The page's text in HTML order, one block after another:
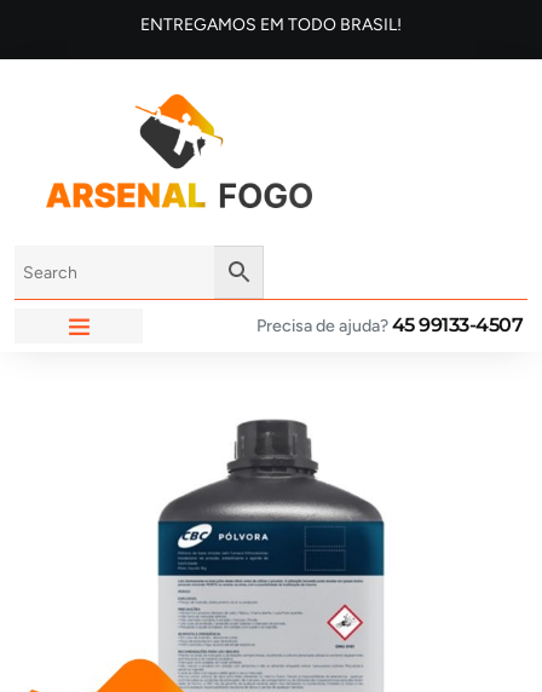
ENTREGAMOS EM TODO BRASIL!
Precisa de ajuda?45 99133-4507